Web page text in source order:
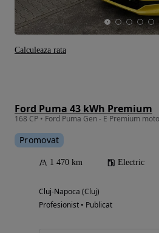
Ford Puma 43 kWh Premium
168 CP • Ford Puma Gen - E Premium
Promovat
1 470 km Electric
Cluj-Napoca (Cluj)
Profesionist • Publicat
Calculeaza rata